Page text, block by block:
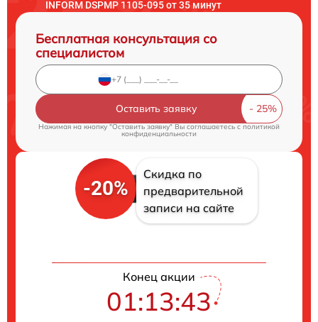
INFORM DSPMP 1105-095 от 35 минут
Бесплатная консультация со
специалистом
Оставить заявку
Нажимая на кнопку "Оставить заявку" Вы соглашаетесь cполитикой
конфиденциальности
-20%
Скидка по
предварительной
записи на сайте
Конец акции
01:13:42